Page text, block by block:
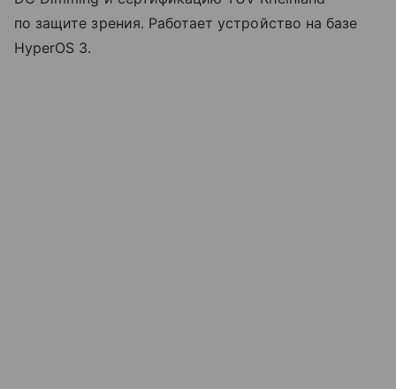
по защите зрения. Работает устройство на базе
HyperOS 3.